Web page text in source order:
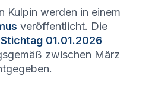
Kulpin werden in einem
veröffentlicht. Die
Stichtag 01.01.2026
zwischen März